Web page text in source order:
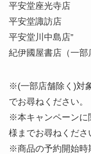
平安堂座光寺店
平安堂諏訪店
平安堂川中島店”
紀伊國屋書店（一部
※(一部店舗除く)対
でお尋ねください。
※本キャンペーンに
様までお尋ねくださ
※商品の予約開始時